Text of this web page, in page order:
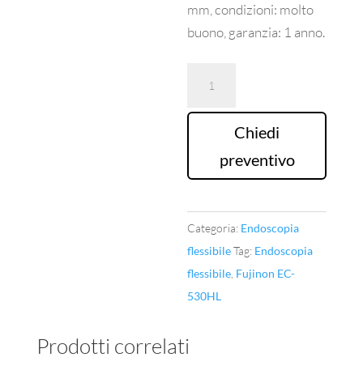
mm, condizioni: molto
buono, garanzia: 1 anno.
EC-
quantità
Chiedi
preventivo
Categoria: Endoscopia
flessibileTag: Endoscopia
flessibile Fujinon EC-
530HL
Prodotti correlati